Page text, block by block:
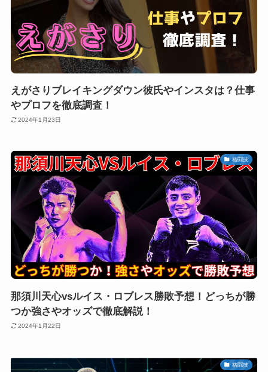
えがさりブレイキングダウン彼氏やインスタは？仕事
やプロフを徹底調査！
2024年1月23日
格闘技
那須川天心vsルイス・ロブレス勝敗予想！どっちが勝
つか強さやオッズで徹底解説！
2024年1月22日
格闘技